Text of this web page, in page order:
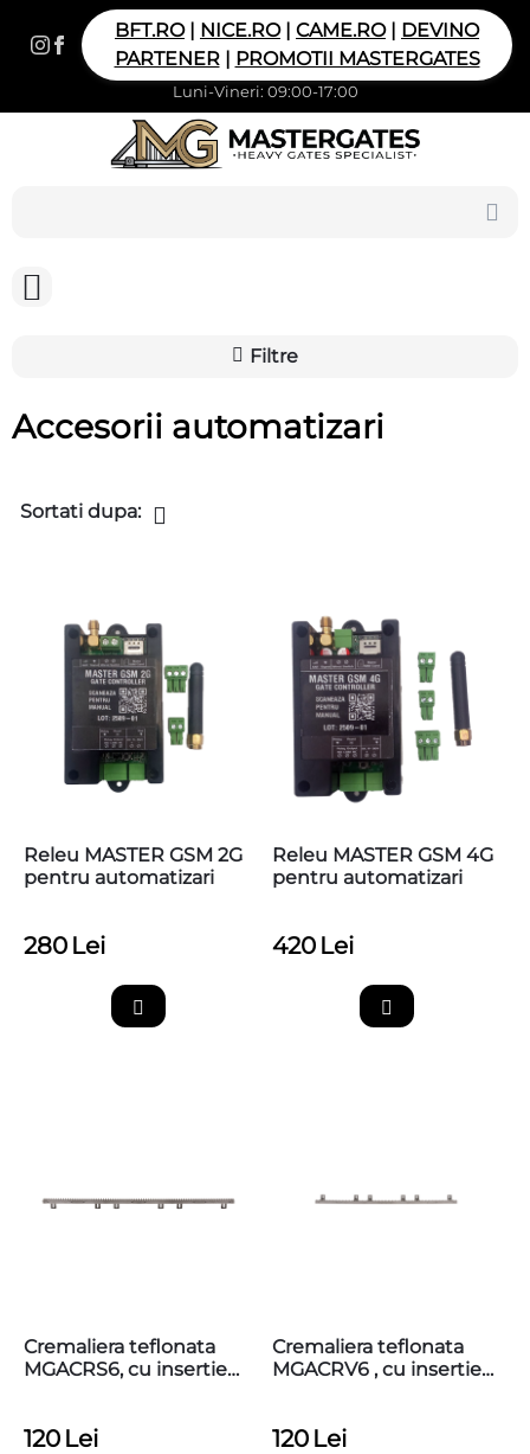
BFT.RO| NICE.RO| CAME.RO| DEVINO
PARTENER| PROMOTII MASTERGATES
Luni-Vineri: 09:00-17:00
Filtre
Accesorii automatizari
Sortati dupa:
Releu MASTER GSM 2G
pentru automatizari
280 Lei
Releu MASTER GSM 4G
pentru automatizari
420 Lei
Cremaliera teflonata
MGACRS6, cu insertie
120 Lei
Cremaliera teflonata
MGACRV6 , cu insertie
120 Lei